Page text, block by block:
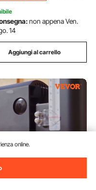
non appena Ven.
14
Aggiungi al carrello
online.